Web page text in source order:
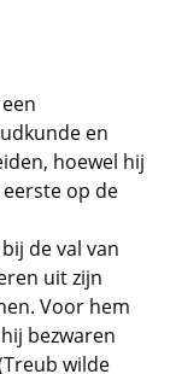
en
hoewel hij
op de
de val van
uit zijn
Voor hem
bezwaren
wilde